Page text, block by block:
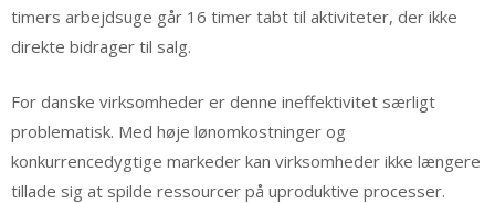
timers arbejdsuge går 16 timer tabt til aktiviteter, der ikke
direkte bidrager til salg.
For danske virksomheder er denne ineffektivitet særligt
problematisk. Med høje lønomkostninger og
konkurrencedygtige markeder kan virksomheder ikke længere
tillade sig at spilde ressourcer på uproduktive processer.